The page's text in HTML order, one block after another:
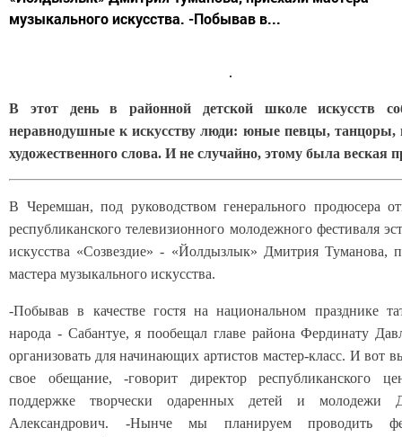
музыкального искусства. -Побывав в...
В этот день в районной детской школе искусств
неравнодушные к искусству люди: юные певцы, танцоры,
художественного слова. И не случайно, этому была веская
В Черемшан, под руководством генерального продюсера
республиканского телевизионного молодежного фестиваля
искусства «Созвездие» - «Йолдызлык» Дмитрия Туманова,
мастера музыкального искусства.
-Побывав в качестве гостя на национальном празднике
народа - Сабантуе, я пообещал главе района Фердинату
организовать для начинающих артистов мастер-класс. И вот
свое обещание, -говорит директор республиканского
поддержке творчески одаренных детей и молодежи
Александрович. -Нынче мы планируем проводить